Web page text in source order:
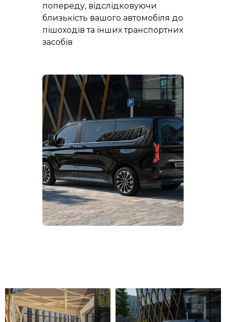
попереду, відслідковуючи
близькість вашого автомобіля до
пішоходів та інших транспортних
засобів